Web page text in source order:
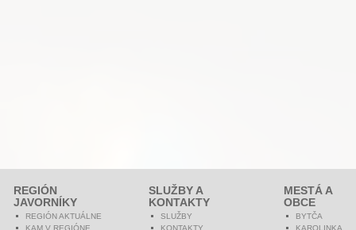
REGIÓN
JAVORNÍKY
REGIÓN AKTUÁLNE
KAM V REGIÓNE
SLUŽBY A
KONTAKTY
SLUŽBY
KONTAKTY
MESTÁ A
OBCE
BYTČA
KAROLINKA